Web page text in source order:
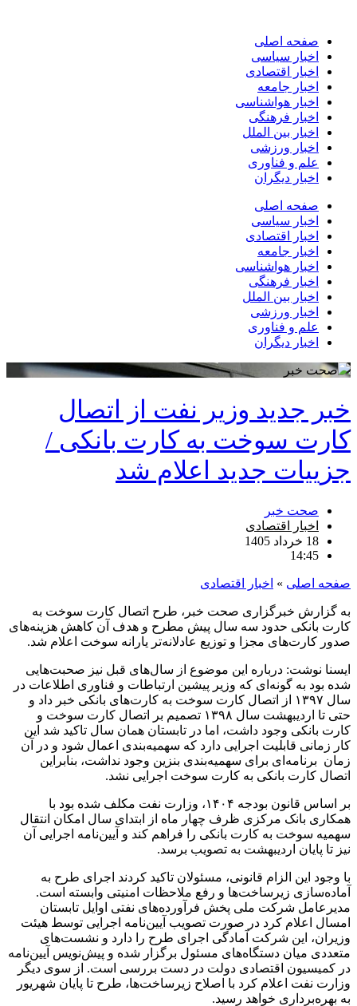
محتوا
صفحه اصلی
اخبار سیاسی
اخبار اقتصادی
اخبار جامعه
اخبار هواشناسی
اخبار فرهنگی
اخبار بین الملل
اخبار ورزشی
علم و فناوری
اخبار دیگران
صفحه اصلی
اخبار سیاسی
اخبار اقتصادی
اخبار جامعه
اخبار هواشناسی
اخبار فرهنگی
اخبار بین الملل
اخبار ورزشی
علم و فناوری
اخبار دیگران
خبر جدید وزیر نفت از اتصال
کارت سوخت به کارت بانکی /
جزییات جدید اعلام شد
صحت خبر
اخبار اقتصادی
18 خرداد 1405
14:45
صفحه اصلی » اخبار اقتصادی
به گزارش خبرگزاری صحت خبر، طرح اتصال کارت سوخت به
کارت بانکی حدود سه سال پیش مطرح و هدف آن کاهش هزینه‌های
صدور کارت‌های مجزا و توزیع عادلانه‌تر یارانه سوخت اعلام شد.
ایسنا نوشت: درباره این موضوع از سال‌های قبل نیز صحبت‌هایی
شده بود به گونه‌ای که وزیر پیشین ارتباطات و فناوری اطلاعات در
سال ۱۳۹۷ از اتصال کارت سوخت به کارت‌های بانکی خبر داد و
حتی تا اردیبهشت سال ۱۳۹۸ تصمیم بر اتصال کارت سوخت و
کارت بانکی وجود داشت، اما در تابستان همان سال تاکید شد این
کار زمانی قابلیت اجرایی دارد که سهمیه‌بندی اعمال شود و در آن
زمان برنامه‌ای برای سهمیه‌بندی بنزین وجود نداشت، بنابراین
اتصال کارت بانکی به کارت سوخت اجرایی نشد.
بر اساس قانون بودجه ۱۴۰۴، وزارت نفت مکلف شده بود با
همکاری بانک مرکزی ظرف چهار ماه از ابتدای سال امکان انتقال
سهمیه سوخت به کارت بانکی را فراهم کند و آیین‌نامه اجرایی آن
نیز تا پایان اردیبهشت به تصویب برسد.
با وجود این الزام قانونی، مسئولان تاکید کردند اجرای طرح به
آماده‌سازی زیرساخت‌ها و رفع ملاحظات امنیتی وابسته است.
مدیرعامل شرکت ملی پخش فرآورده‌های نفتی اوایل تابستان
امسال اعلام کرد در صورت تصویب آیین‌نامه اجرایی توسط هیئت
وزیران، این شرکت آمادگی اجرای طرح را دارد و نشست‌های
متعددی میان دستگاه‌های مسئول برگزار شده و پیش‌نویس آیین‌نامه
در کمیسیون اقتصادی دولت در دست بررسی است. از سوی دیگر
وزارت نفت اعلام کرد با اصلاح زیرساخت‌ها، طرح تا پایان شهریور
به بهره‌برداری خواهد رسید.